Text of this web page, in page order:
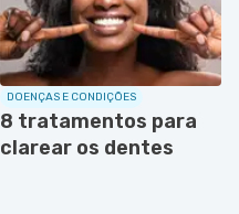
DOENÇAS E CONDIÇÕES
8 tratamentos para
clarear os dentes